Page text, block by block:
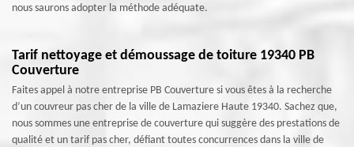
nous saurons adopter la méthode adéquate.
Tarif nettoyage et démoussage de toiture 19340 PB
Couverture
Faites appel à notre entreprise PB Couverture si vous êtes à la recherche
d’un couvreur pas cher de la ville de Lamaziere Haute 19340. Sachez que,
nous sommes une entreprise de couverture qui suggère des prestations de
qualité et un tarif pas cher, défiant toutes concurrences dans la ville de